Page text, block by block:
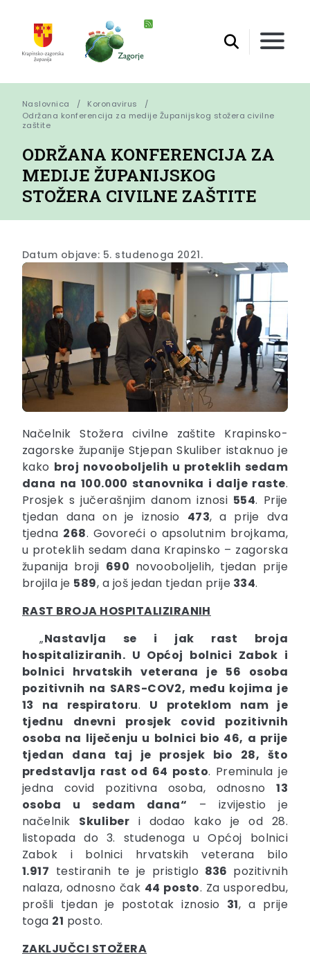
Naslovnica
Koronavirus
Održana konferencija za medije Županijskog stožera civilne
zaštite
ODRŽANA KONFERENCIJA ZA
MEDIJE ŽUPANIJSKOG
STOŽERA CIVILNE ZAŠTITE
Datum objave: 5. studenoga 2021.
Načelnik Stožera civilne zaštite Krapinsko-
zagorske županije Stjepan Skuliber istaknuo je
kako broj novooboljelih u proteklih sedam
dana na 100.000 stanovnika i dalje raste.
Prosjek s jučerašnjim danom iznosi 554. Prije
tjedan dana on je iznosio 473, a prije dva
tjedna 268. Govoreći o apsolutnim brojkama,
u proteklih sedam dana Krapinsko – zagorska
županija broji 690 novooboljelih, tjedan prije
brojila je 589, a još jedan tjedan prije 334.
RAST BROJA HOSPITALIZIRANIH
„Nastavlja se i jak rast broja
hospitaliziranih. U Općoj bolnici Zabok i
bolnici hrvatskih veterana je 56 osoba
pozitivnih na SARS-COV2, među kojima je
13 na respiratoru. U proteklom nam je
tjednu dnevni prosjek covid pozitivnih
osoba na liječenju u bolnici bio 46, a prije
tjedan dana taj je prosjek bio 28, što
predstavlja rast od 64 posto. Preminula je
jedna covid pozitivna osoba, odnosno13
osoba u sedam dana“ – izvijestio je
načelnik Skuliber i dodao kako je od 28.
listopada do 3. studenoga u Općoj bolnici
Zabok i bolnici hrvatskih veterana bilo
1.917 testiranih te je pristiglo 836 pozitivnih
nalaza, odnosno čak 44 posto. Za usporedbu,
prošli tjedan je postotak iznosio 31, a prije
toga 21 posto.
ZAKLJUČCI STOŽERA